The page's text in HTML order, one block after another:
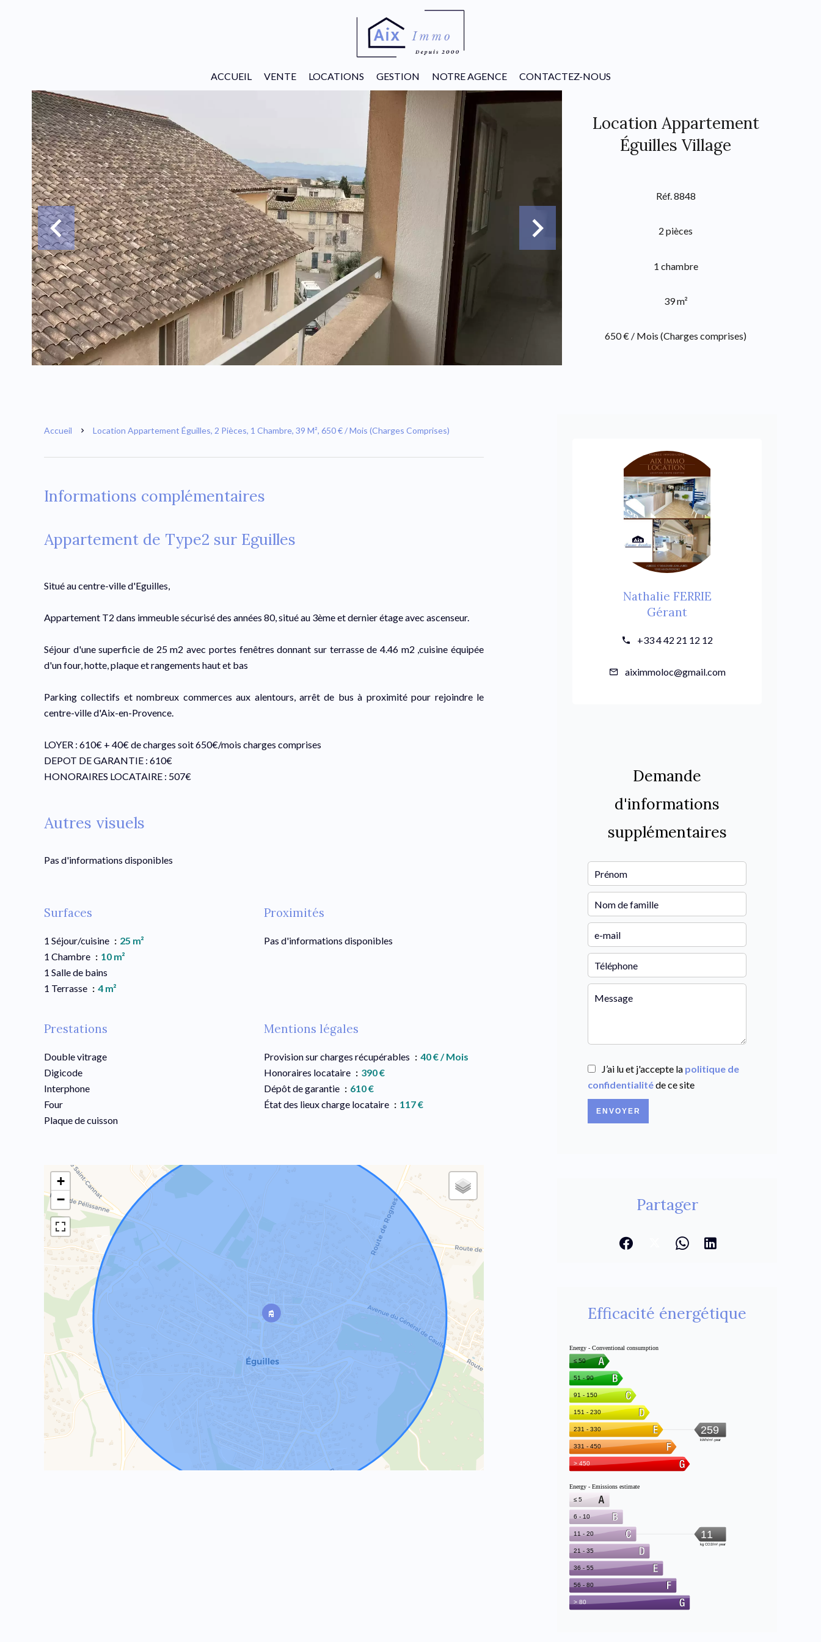
ACCUEIL VENTE LOCATIONS GESTION NOTRE AGENCE CONTACTEZ-NOUS
Location Appartement
Éguilles Village
Réf. 8848
2 pièces
1 chambre
39 m²
650 € / Mois (Charges comprises)
Accueil Location Appartement Éguilles, 2 Pièces, 1 Chambre, 39 M², 650 € / Mois (Charges Comprises)
Informations complémentaires
Appartement de Type2 sur Eguilles
Situé au centre-ville d'Eguilles,
Appartement T2 dans immeuble sécurisé des années 80, situé au 3ème et dernier étage avec ascenseur.
Séjour d'une superficie de 25 m2 avec portes fenêtres donnant sur terrasse de 4.46 m2 ,cuisine équipée
d'un four, hotte, plaque et rangements haut et bas
Parking collectifs et nombreux commerces aux alentours, arrêt de bus à proximité pour rejoindre le
centre-ville d'Aix-en-Provence.
LOYER : 610€ + 40€ de charges soit 650€/mois charges comprises
DEPOT DE GARANTIE : 610€
HONORAIRES LOCATAIRE : 507€
Autres visuels
Pas d'informations disponibles
Surfaces
1 Séjour/cuisine
25 m²
1 Chambre
10 m²
1 Salle de bains
1 Terrasse
4 m²
Proximités
Pas d'informations disponibles
Prestations
Double vitrage
Digicode
Interphone
Four
Plaque de cuisson
Mentions légales
Provision sur charges récupérables
40 € / Mois
Honoraires locataire
390 €
Dépôt de garantie
610 €
État des lieux charge locataire
117 €
+
−
Nathalie FERRIE
Gérant
+33 4 42 21 12 12
aiximmoloc@gmail.com
Demande
d'informations
supplémentaires
J’ai lu et j'accepte la politique de
confidentialitéde ce site
ENVOYER
Partager
Efficacité énergétique